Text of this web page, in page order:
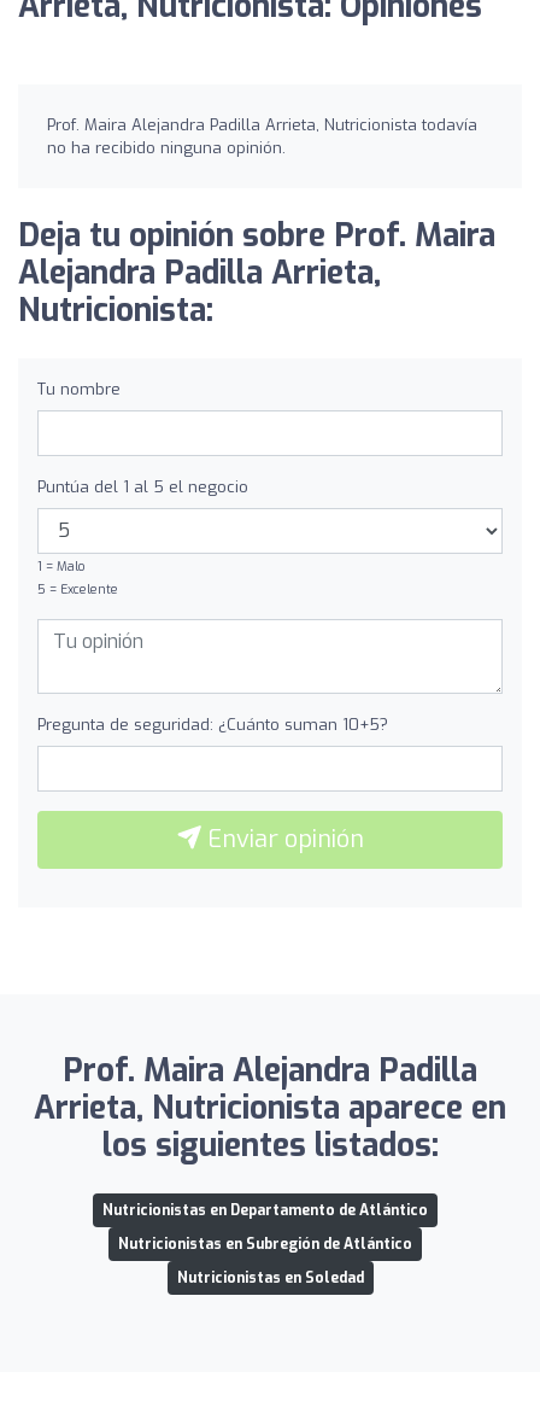
Prof. Maira Alejandra Padilla Arrieta, Nutricionista todavía
no ha recibido ninguna opinión.
Deja tu opinión sobre Prof. Maira
Alejandra Padilla Arrieta,
Nutricionista:
Tu nombre
Puntúa del 1 al 5 el negocio
1 = Malo
5 = Excelente
Pregunta de seguridad: ¿Cuánto suman 10+5?
Enviar opinión
Prof. Maira Alejandra Padilla
Arrieta, Nutricionista aparece en
los siguientes listados:
Nutricionistas en Departamento de Atlántico
Nutricionistas en Subregión de Atlántico
Nutricionistas en Soledad